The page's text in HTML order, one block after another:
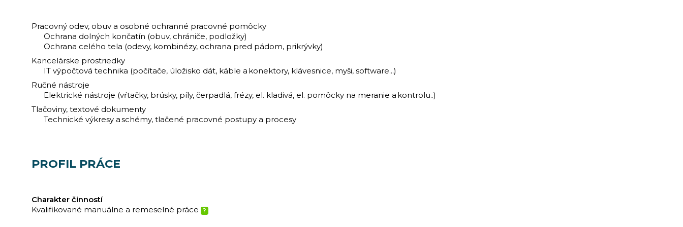
Pracovný odev, obuv a osobné ochranné pracovné pomôcky
Ochrana dolných končatín (obuv, chrániče, podložky)
Ochrana celého tela (odevy, kombinézy, ochrana pred pádom, prikrývky)
Kancelárske prostriedky
IT výpočtová technika (počítače, úložisko dát, káble a konektory, klávesnice, myši, software...)
Ručné nástroje
Elektrické nástroje (vŕtačky, brúsky, píly, čerpadlá, frézy, el. kladivá, el. pomôcky na meranie a kontrolu..)
Tlačoviny, textové dokumenty
Technické výkresy a schémy, tlačené pracovné postupy a procesy
PROFIL PRÁCE
Charakter činností
Kvalifikované manuálne a remeselné práce
?